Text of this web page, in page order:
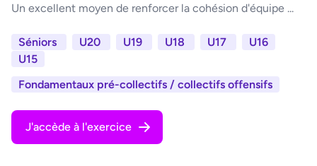
Un excellent moyen de renforcer la cohésion d'équipe ...
Séniors U20 U19 U18 U17
U16
U15
Fondamentaux pré-collectifs / collectifs offensifs
J'accède à l'exercice